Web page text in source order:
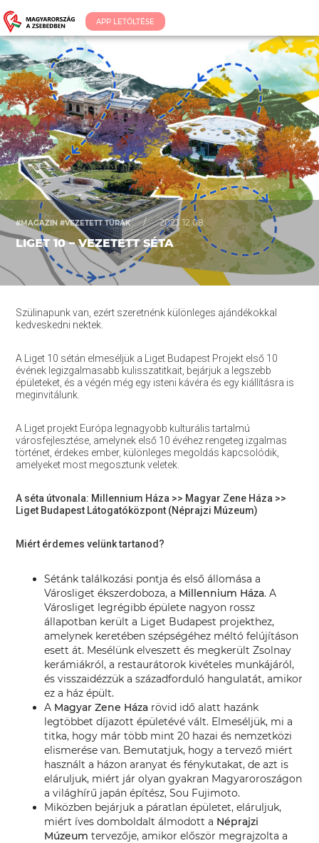
APP LETÖLTÉSE
#MAGAZIN #VEZETETT TÚRÁK / 2023.12.08.
LIGET 10 – VEZETETT SÉTA
Szülinapunk van, ezért szeretnénk különleges ajándékokkal
kedveskedni nektek.
A Liget 10 sétán elmeséljük a Liget Budapest Projekt első 10
évének legizgalmasabb kulisszatitkait, bejárjuk a legszebb
épületeket, és a végén még egy isteni kávéra és egy kiállításra is
meginvitálunk.
A Liget projekt Európa legnagyobb kulturális tartalmú
városfejlesztése, amelynek első 10 évéhez rengeteg izgalmas
történet, érdekes ember, különleges megoldás kapcsolódik,
amelyeket most megosztunk veletek.
A séta útvonala: Millennium Háza >> Magyar Zene Háza >>
Liget Budapest Látogatóközpont (Néprajzi Múzeum)
Miért érdemes velünk tartanod?
Sétánk találkozási pontja és első állomása a
Városliget ékszerdoboza, a Millennium Háza. A
Városliget legrégibb épülete nagyon rossz
állapotban került a Liget Budapest projekthez,
amelynek keretében szépségéhez méltó felújításon
esett át. Mesélünk elveszett és megkerült Zsolnay
kerámiákról, a restaurátorok kivételes munkájáról,
és visszaidézzük a századforduló hangulatát, amikor
ez a ház épült.
A Magyar Zene Házarövid idő alatt hazánk
legtöbbet díjazott épületévé vált. Elmeséljük, mi a
titka, hogy már több mint 20 hazai és nemzetközi
elismerése van. Bemutatjuk, hogy a tervező miért
használt a házon aranyat és fénykutakat, de azt is
eláruljuk, miért jár olyan gyakran Magyaroroszágon
a világhírű japán építész, Sou Fujimoto.
Miközben bejárjuk a páratlan épületet, eláruljuk,
miért íves domboldalt álmodott a Néprajzi
Múzeum tervezője, amikor először megrajzolta a